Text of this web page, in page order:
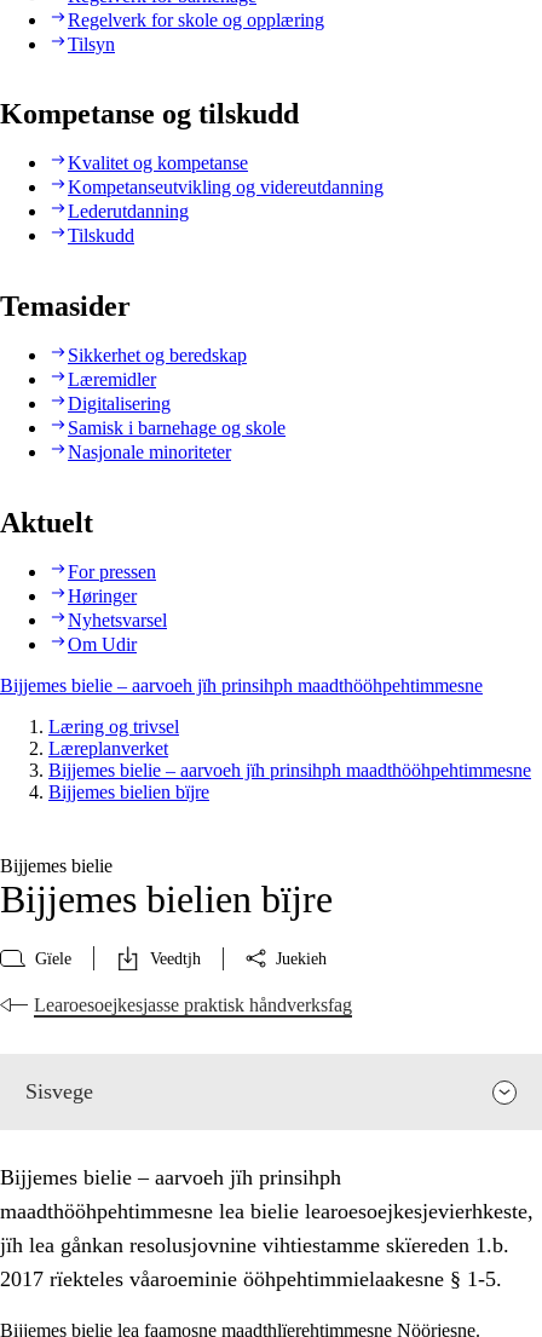
Regelverk for skole og opplæring
Tilsyn
Kompetanse og tilskudd
Kvalitet og kompetanse
Kompetanseutvikling og videreutdanning
Lederutdanning
Tilskudd
Temasider
Sikkerhet og beredskap
Læremidler
Digitalisering
Samisk i barnehage og skole
Nasjonale minoriteter
Aktuelt
For pressen
Høringer
Nyhetsvarsel
Om Udir
Bijjemes bielie – aarvoeh jïh prinsihph maadthööhpehtimmesne
Læring og trivsel
Læreplanverket
Bijjemes bielie – aarvoeh jïh prinsihph maadthööhpehtimmesne
Bijjemes bielien bïjre
Bijjemes bielie
Bijjemes bielien bïjre
Gïele Veedtjh Juekieh
Learoesoejkesjasse praktisk håndverksfag
Sisvege
Bijjemes bielie – aarvoeh jïh prinsihph
maadthööhpehtimmesne lea bielie learoesoejkesjevierhkeste,
jïh lea gånkan resolusjovnine vihtiestamme skïereden 1.b.
2017 rïekteles våaroeminie ööhpehtimmielaakesne § 1-5.
Bijjemes bielie lea faamosne maadthlïerehtimmesne Nöörjesne.